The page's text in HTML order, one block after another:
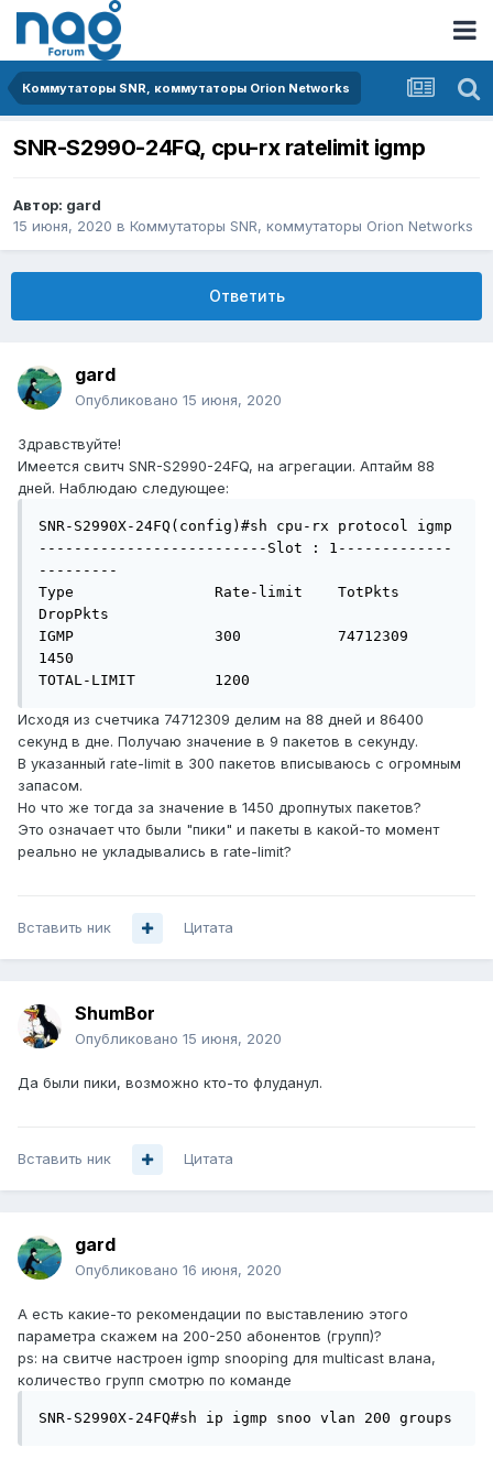
Коммутаторы SNR, коммутаторы Orion Networks
SNR-S2990-24FQ, cpu-rx ratelimit igmp
Автор: gard
15 июня, 2020 в Коммутаторы SNR, коммутаторы Orion Networks
Ответить
gard
Опубликовано 15 июня, 2020
Здравствуйте!
Имеется свитч SNR-S2990-24FQ, на агрегации. Аптайм 88
дней. Наблюдаю следующее:
SNR-S2990X-24FQ(config)#sh cpu-rx protocol igmp
--------------------------Slot : 1-------------
---------
Type                Rate-limit    TotPkts
DropPkts
IGMP                300           74712309
1450
TOTAL-LIMIT         1200
Исходя из счетчика 74712309 делим на 88 дней и 86400
секунд в дне. Получаю значение в 9 пакетов в секунду.
В указанный rate-limit в 300 пакетов вписываюсь с огромным
запасом.
Но что же тогда за значение в 1450 дропнутых пакетов?
Это означает что были "пики" и пакеты в какой-то момент
реально не укладывались в rate-limit?
Вставить ник Цитата
ShumBor
Опубликовано 15 июня, 2020
Да были пики, возможно кто-то флуданул.
Вставить ник Цитата
gard
Опубликовано 16 июня, 2020
А есть какие-то рекомендации по выставлению этого
параметра скажем на 200-250 абонентов (групп)?
ps: на свитче настроен igmp snooping для multicast влана,
количество групп смотрю по команде
SNR-S2990X-24FQ#sh ip igmp snoo vlan 200 groups